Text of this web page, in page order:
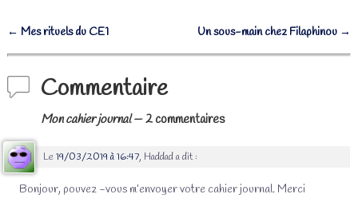
Navigation des articles
← Mes rituels du CE1 Un sous-main chez Filaphinou →
Commentaire
Mon cahier journal— 2 commentaires
Le19/03/2019 à 16:47, Haddada dit :
Bonjour, pouvez -vous m’envoyer votre cahier journal. Merci